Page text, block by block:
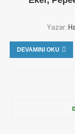
Yazar:
DEVAMINI OKU